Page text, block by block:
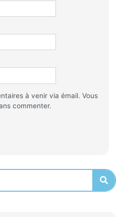
à venir via émail. Vous
commenter.